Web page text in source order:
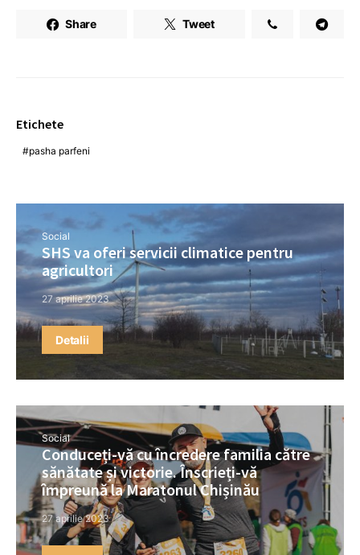
Share Tweet
Etichete
pasha parfeni
Social
SHS va oferi servicii climatice pentru
agricultori
27 aprilie 2023
Detalii
Social
Conduceți-vă cu încredere familia către
sănătate și victorie. Înscrieți-vă
împreună la Maratonul Chișinău
27 aprilie 2023